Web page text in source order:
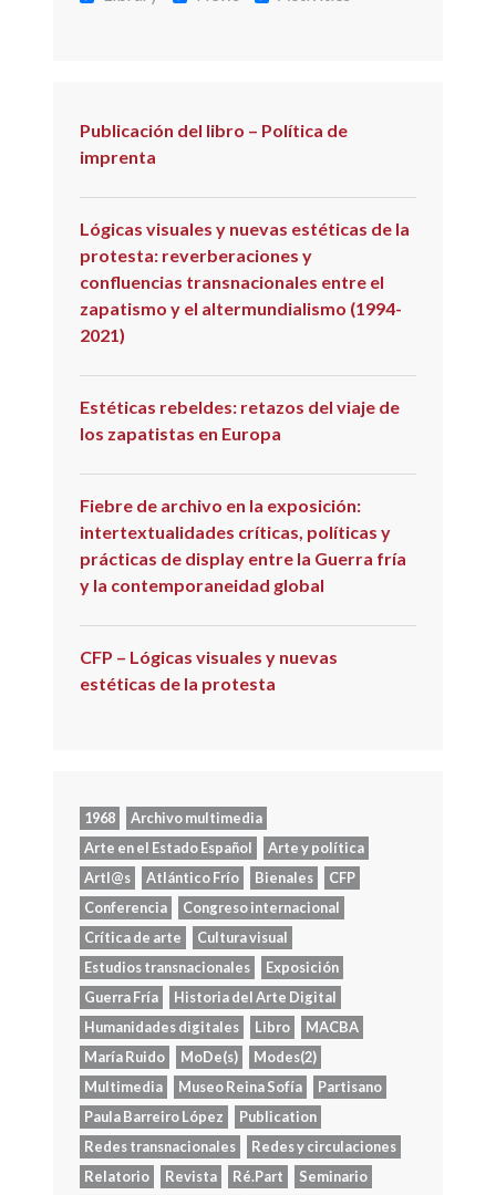
Publicación del libro – Política de
imprenta
Lógicas visuales y nuevas estéticas de la
protesta: reverberaciones y
confluencias transnacionales entre el
zapatismo y el altermundialismo (1994-
2021)
Estéticas rebeldes: retazos del viaje de
los zapatistas en Europa
Fiebre de archivo en la exposición:
intertextualidades críticas, políticas y
prácticas de display entre la Guerra fría
y la contemporaneidad global
CFP – Lógicas visuales y nuevas
estéticas de la protesta
1968
Archivo multimedia
Arte en el Estado Español
Arte y política
Artl@s
Atlántico Frío Bienales
CFP
Conferencia
Congreso internacional
Crítica de arte
Cultura visual
Estudios transnacionales
Exposición
Guerra Fría
Historia del Arte Digital
Humanidades digitales
Libro
MACBA
María Ruido
MoDe(s)
Modes(2)
Multimedia
Museo Reina Sofía
Partisano
Paula Barreiro López
Publication
Redes transnacionales
Redes y circulaciones
Relatorio
Revista Ré.Part
Seminario